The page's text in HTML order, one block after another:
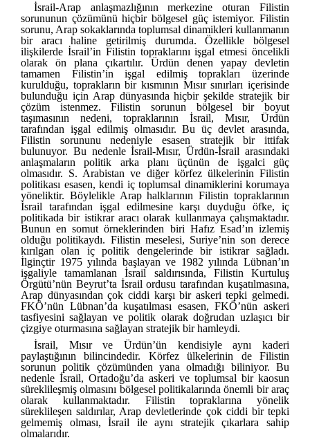
İsrail-Arap anlaşmazlığının merkezine oturan Filistin
sorununun çözümünü hiçbir bölgesel güç istemiyor. Filistin
sorunu, Arap sokaklarında toplumsal dinamikleri kullanmanın
bir aracı haline getirilmiş durumda. Özellikle bölgesel
ilişkilerde İsrail’in Filistin topraklarını işgal etmesi öncelikli
olarak ön plana çıkartılır. Ürdün denen yapay devletin
tamamen Filistin’in işgal edilmiş toprakları üzerinde
kurulduğu, toprakların bir kısmının Mısır sınırları içerisinde
bulunduğu için Arap dünyasında hiçbir şekilde stratejik bir
çözüm istenmez. Filistin sorunun bölgesel bir boyut
taşımasının nedeni, topraklarının İsrail, Mısır, Ürdün
tarafından işgal edilmiş olmasıdır. Bu üç devlet arasında,
Filistin sorununu nedeniyle esasen stratejik bir ittifak
bulunuyor. Bu nedenle İsrail-Mısır, Ürdün-İsrail arasındaki
anlaşmaların politik arka planı üçünün de işgalci güç
olmasıdır. S. Arabistan ve diğer körfez ülkelerinin Filistin
politikası esasen, kendi iç toplumsal dinamiklerini korumaya
yöneliktir. Böylelikle Arap halklarının Filistin topraklarının
İsrail tarafından işgal edilmesine karşı duyduğu öfke, iç
politikada bir istikrar aracı olarak kullanmaya çalışmaktadır.
Bunun en somut örneklerinden biri Hafız Esad’ın izlemiş
olduğu politikaydı. Filistin meselesi, Suriye’nin son derece
kırılgan olan iç politik dengelerinde bir istikrar sağladı.
İlginçtir 1975 yılında başlayan ve 1982 yılında Lübnan’ın
işgaliyle tamamlanan İsrail saldırısında, Filistin Kurtuluş
Örgütü’nün Beyrut’ta İsrail ordusu tarafından kuşatılmasına,
Arap dünyasından çok ciddi karşı bir askeri tepki gelmedi.
FKÖ’nün Lübnan’da kuşatılması esasen, FKÖ’nün askeri
tasfiyesini sağlayan ve politik olarak doğrudan uzlaşıcı bir
çizgiye oturmasına sağlayan stratejik bir hamleydi.
İsrail, Mısır ve Ürdün’ün kendisiyle aynı kaderi
paylaştığının bilincindedir. Körfez ülkelerinin de Filistin
sorunun politik çözümünden yana olmadığı biliniyor. Bu
nedenle İsrail, Ortadoğu’da askeri ve toplumsal bir kaosun
süreklileşmiş olmasını bölgesel politikalarında önemli bir araç
olarak kullanmaktadır. Filistin topraklarına yönelik
süreklileşen saldırılar, Arap devletlerinde çok ciddi bir tepki
gelmemiş olması, İsrail ile aynı stratejik çıkarlara sahip
olmalarıdır.